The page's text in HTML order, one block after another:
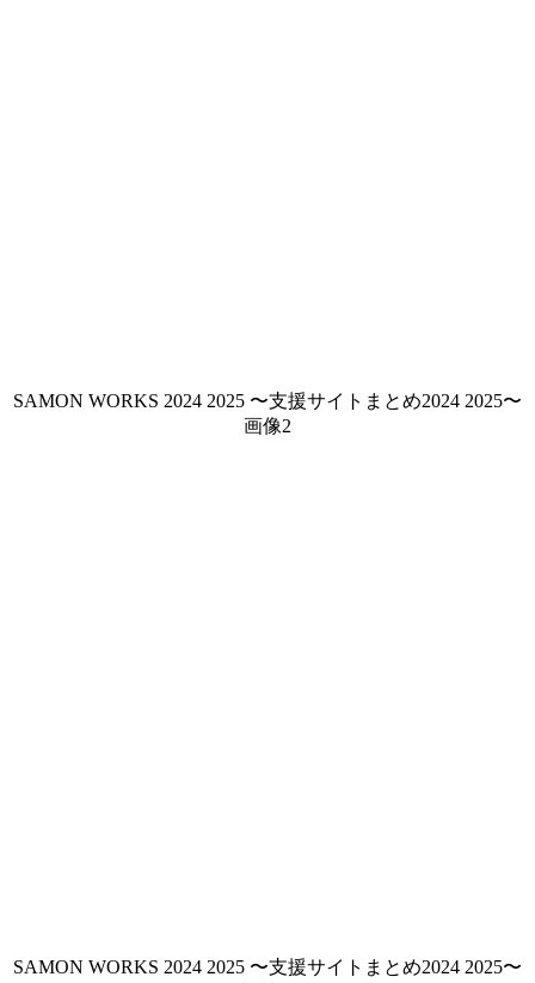
SAMON WORKS 2024 2025 〜支援サイトまとめ2024 2025〜
画像2
SAMON WORKS 2024 2025 〜支援サイトまとめ2024 2025〜